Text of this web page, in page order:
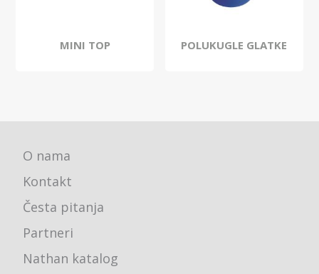
MINI TOP POLUKUGLE GLATKE
O nama
Kontakt
Česta pitanja
Partneri
Nathan katalog